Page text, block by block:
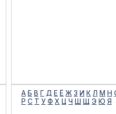
А Б В Г Д Е Ё Ж З И К Л М Н
Р С Т У Ф Х Ц Ч Ш Щ Э Ю Я